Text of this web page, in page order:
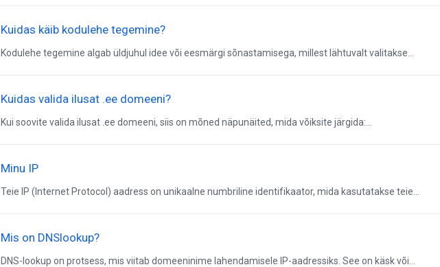
Kuidas käib kodulehe tegemine?
Kodulehe tegemine algab üldjuhul idee või eesmärgi sõnastamisega, millest lähtuvalt valitakse...
Kuidas valida ilusat .ee domeeni?
Kui soovite valida ilusat .ee domeeni, siis on mõned näpunäited, mida võiksite järgida:...
Minu IP
Teie IP (Internet Protocol) aadress on unikaalne numbriline identifikaator, mida kasutatakse teie...
Mis on DNSlookup?
DNS-lookup on protsess, mis viitab domeeninime lahendamisele IP-aadressiks. See on käsk või...